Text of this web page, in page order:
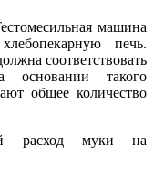
машина
печь.
соответствовать
основании такого
общее количество
расход муки на